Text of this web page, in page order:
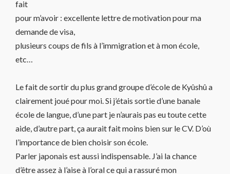
fait
pour m’avoir : excellente lettre de motivation pour ma
demande de visa,
plusieurs coups de fils à l’immigration et à mon école,
etc…
Le fait de sortir du plus grand groupe d’école de Kyûshû a
clairement joué pour moi. Si j’étais sortie d’une banale
école de langue, d’une part je n’aurais pas eu toute cette
aide, d’autre part, ça aurait fait moins bien sur le CV. D’où
l’importance de bien choisir son école.
Parler japonais est aussi indispensable. J’ai la chance
d’être assez à l’aise à l’oral ce qui a rassuré mon